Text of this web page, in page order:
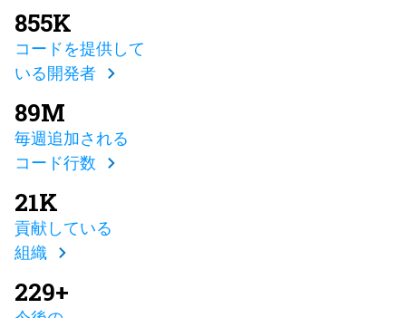
855K
コードを提供して
いる開発者
89M
毎週追加される
コード行数
21K
貢献している
組織
229+